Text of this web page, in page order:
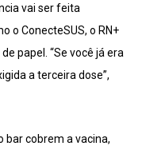
vai ser feita
o ConecteSUS, o RN+
papel. “Se você já era
a terceira dose”,
bar cobrem a vacina,